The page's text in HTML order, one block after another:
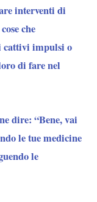
interventi di
che
cattivi impulsi o
di fare nel
dire: “Bene, vai
le tue medicine
le